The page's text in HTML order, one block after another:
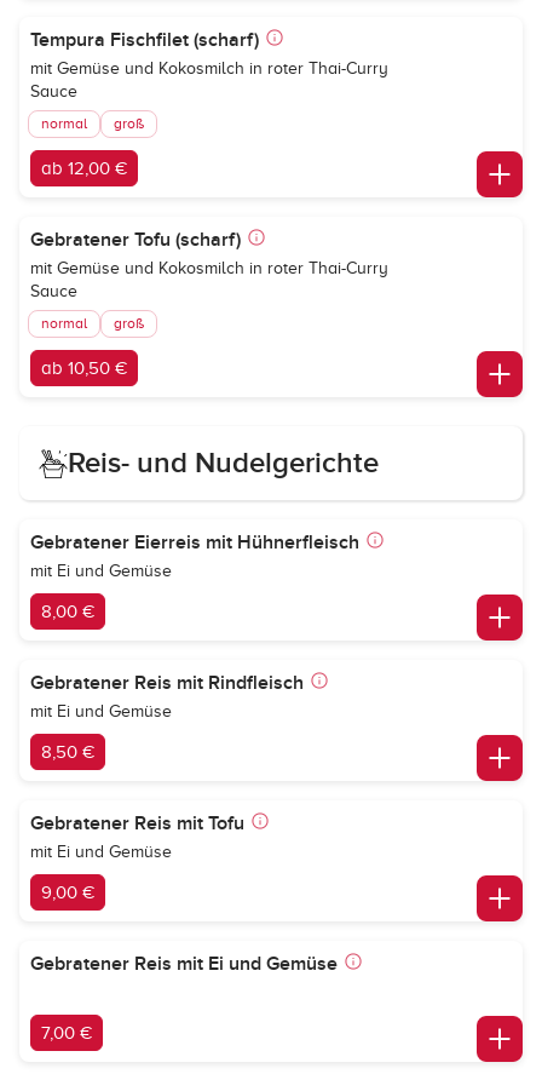
Tempura Fischfilet (scharf)
mit Gemüse und Kokosmilch in roter Thai-Curry
Sauce
normal groß
ab 12,00 €
Gebratener Tofu (scharf)
mit Gemüse und Kokosmilch in roter Thai-Curry
Sauce
normal groß
ab 10,50 €
Reis- und Nudelgerichte
Gebratener Eierreis mit Hühnerfleisch
mit Ei und Gemüse
8,00 €
Gebratener Reis mit Rindfleisch
mit Ei und Gemüse
8,50 €
Gebratener Reis mit Tofu
mit Ei und Gemüse
9,00 €
Gebratener Reis mit Ei und Gemüse
7,00 €